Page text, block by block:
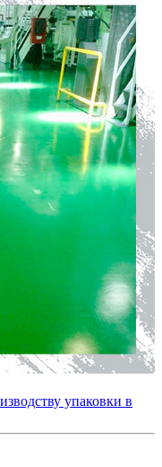
упаковки в